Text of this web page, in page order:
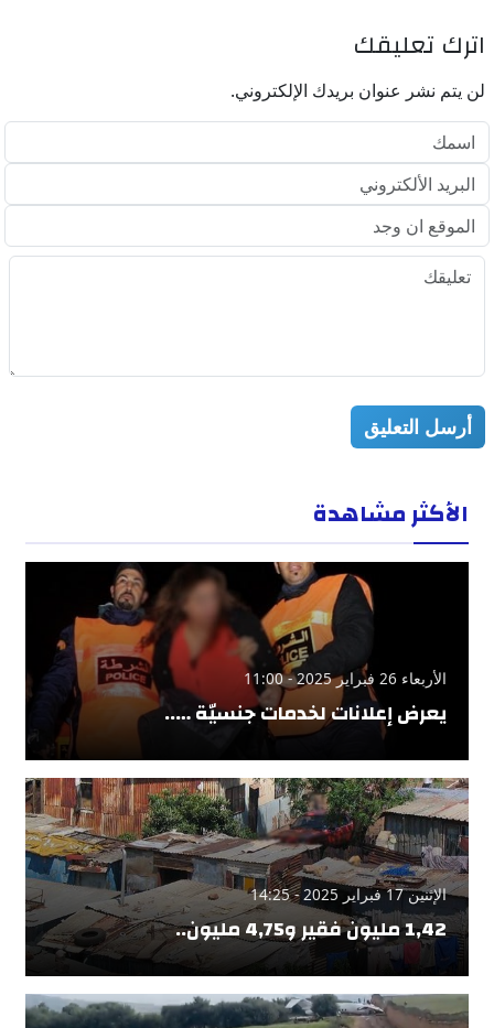
اترك تعليقك
لن يتم نشر عنوان بريدك الإلكتروني.
أرسل التعليق
الأكثر مشاهدة
الأربعاء 26 فبراير 2025 - 11:00
يعرض إعلانات لخدمات جنسيّة …..
الإثنين 17 فبراير 2025 - 14:25
1,42 مليون فقير و4,75 مليون..